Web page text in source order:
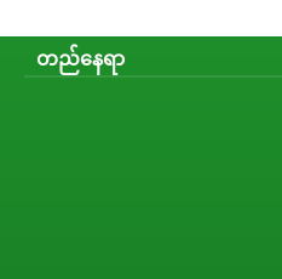
တည်နေရာ